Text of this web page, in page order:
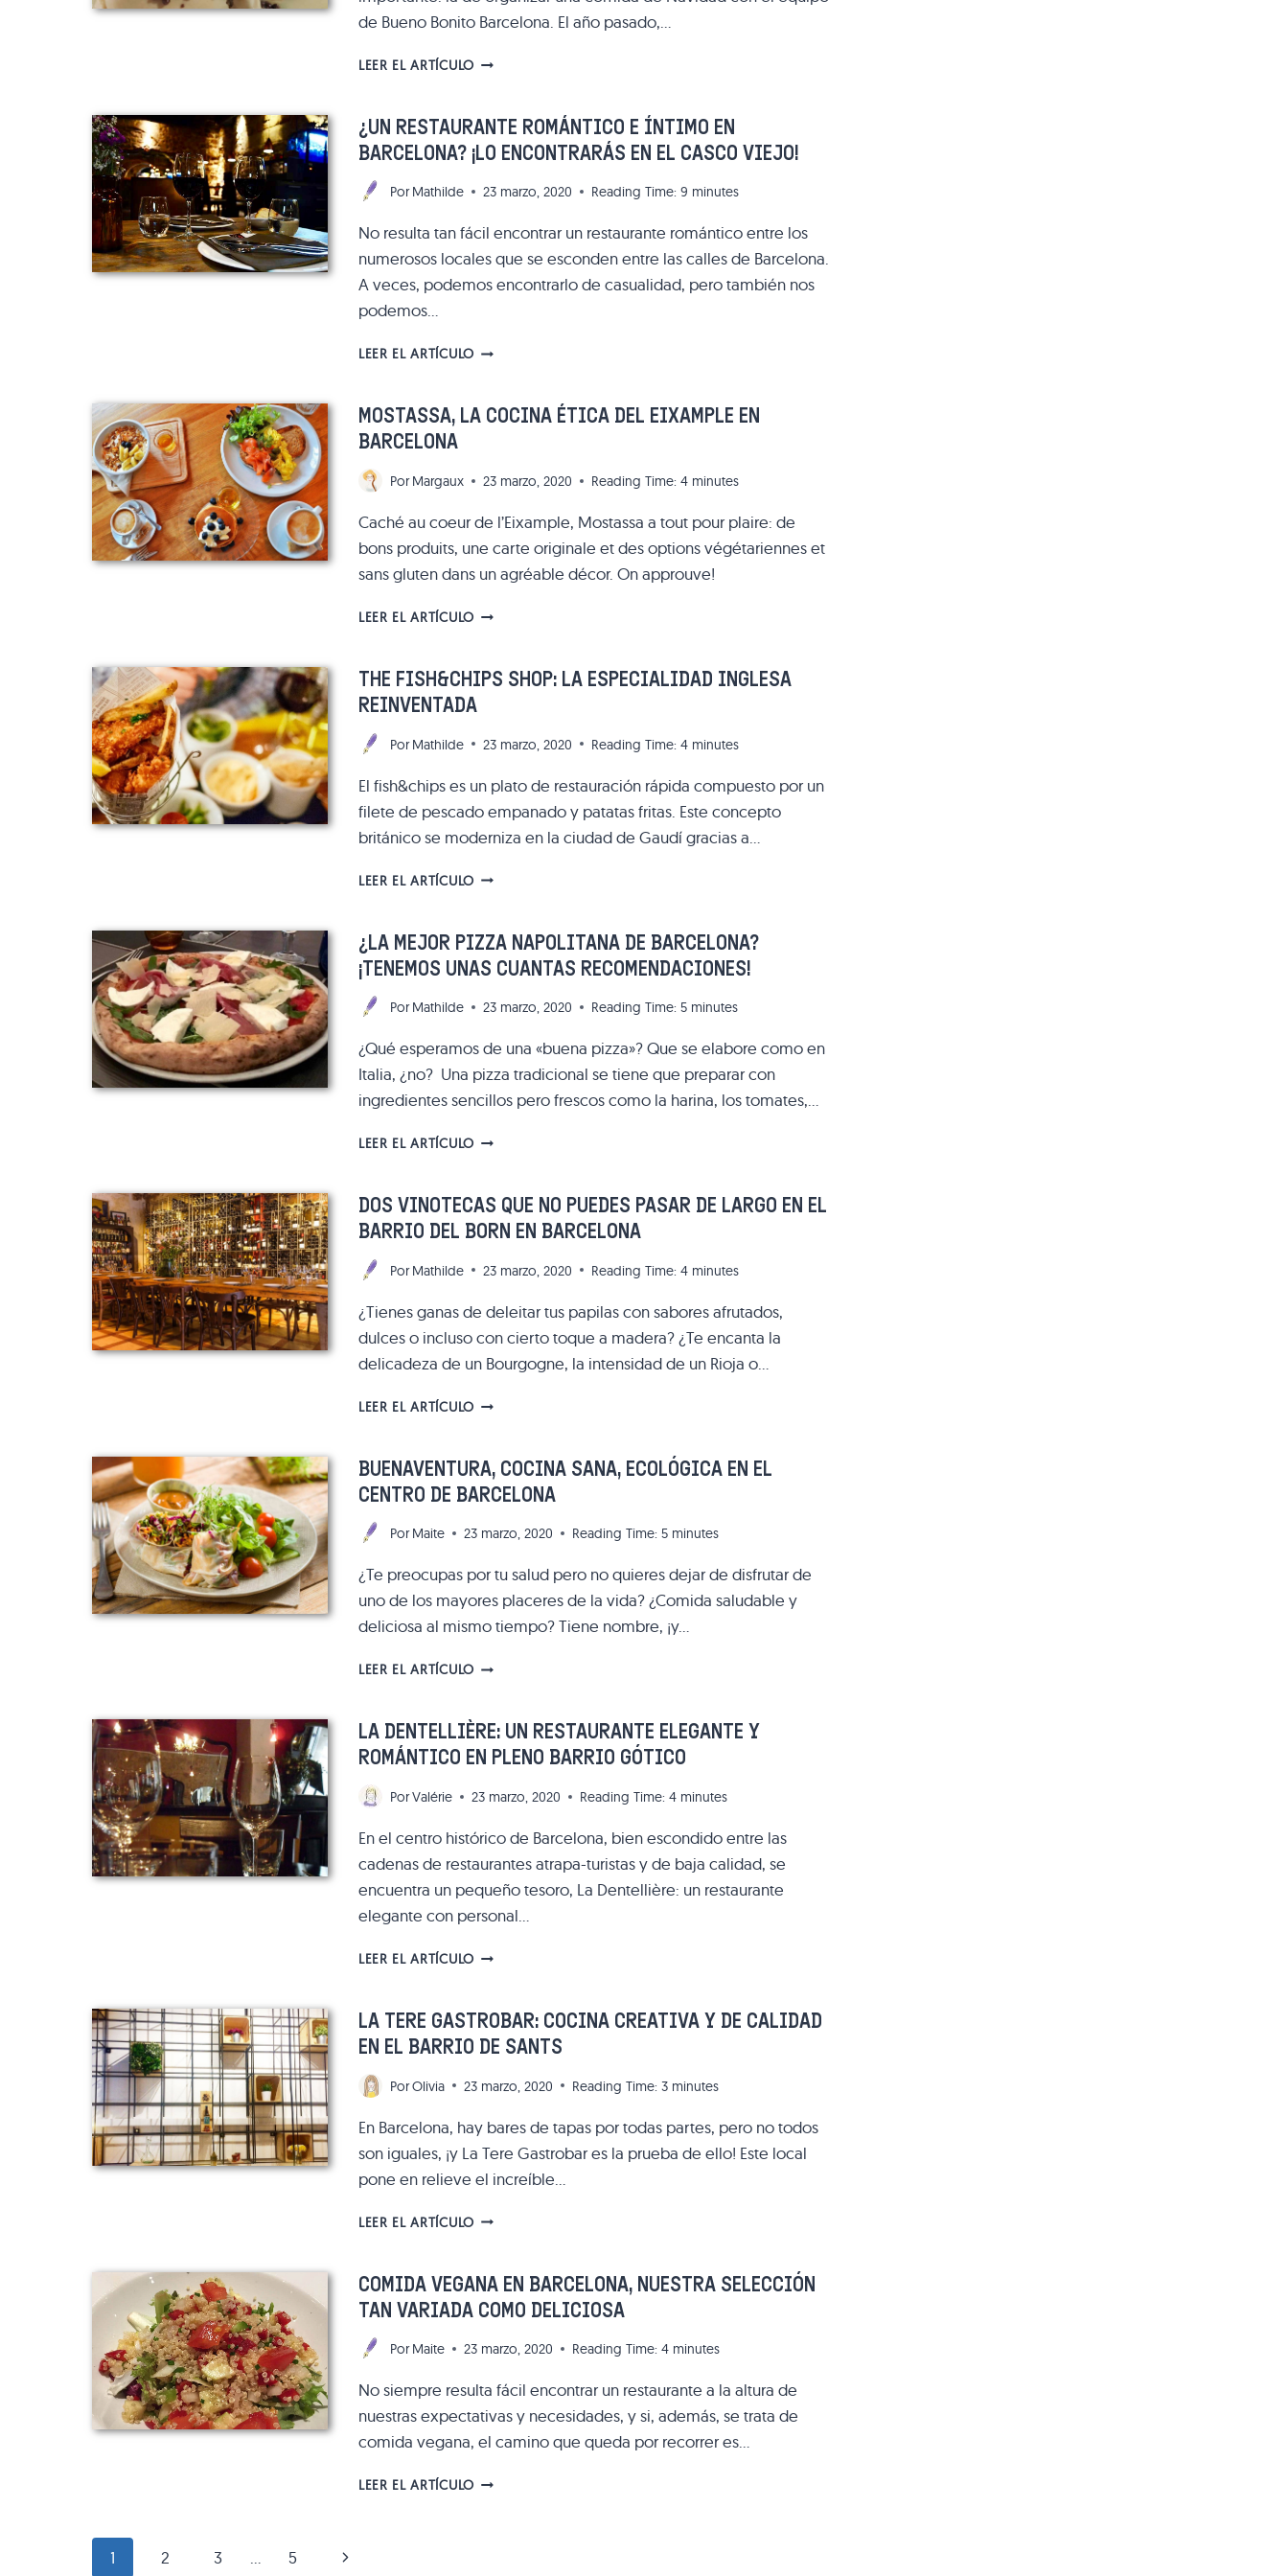
de Bueno Bonito Barcelona. El año pasado,…
LEER EL ARTÍCULOCERA
GRAN
GASTRONÓMICO
EL
¿UN RESTAURANTE ROMÁNTICO E ÍNTIMO EN
BARCELONA? ¡LO ENCONTRARÁS EN EL CASCO VIEJO!
Por Mathilde 23 marzo, 2020 Reading Time: 9 minutes
No resulta tan fácil encontrar un restaurante romántico entre los
numerosos locales que se esconden entre las calles de Barcelona.
A veces, podemos encontrarlo de casualidad, pero también nos
podemos…
LEER EL ARTÍCULO¿UN
E
¡LO
EN
EL
CASCO
MOSTASSA, LA COCINA ÉTICA DEL EIXAMPLE EN
BARCELONA
Por Margaux 23 marzo, 2020 Reading Time: 4 minutes
Caché au coeur de l’Eixample, Mostassa a tout pour plaire: de
bons produits, une carte originale et des options végétariennes et
sans gluten dans un agréable décor. On approuve!
LEER EL ARTÍCULOMOSTASSA,
ÉTICA
EIXAMPLE
BARCELONA
THE FISH&CHIPS SHOP: LA ESPECIALIDAD INGLESA
REINVENTADA
Por Mathilde 23 marzo, 2020 Reading Time: 4 minutes
El fish&chips es un plato de restauración rápida compuesto por un
filete de pescado empanado y patatas fritas. Este concepto
británico se moderniza en la ciudad de Gaudí gracias a…
LEER EL ARTÍCULOTHE
LA
INGLESA
¿LA MEJOR PIZZA NAPOLITANA DE BARCELONA?
¡TENEMOS UNAS CUANTAS RECOMENDACIONES!
Por Mathilde 23 marzo, 2020 Reading Time: 5 minutes
¿Qué esperamos de una «buena pizza»? Que se elabore como en
Italia, ¿no? Una pizza tradicional se tiene que preparar con
ingredientes sencillos pero frescos como la harina, los tomates,…
LEER EL ARTÍCULO¿LA
NAPOLITANA
BARCELONA?
UNAS
RECOMENDACIONES!
DOS VINOTECAS QUE NO PUEDES PASAR DE LARGO EN EL
BARRIO DEL BORN EN BARCELONA
Por Mathilde 23 marzo, 2020 Reading Time: 4 minutes
¿Tienes ganas de deleitar tus papilas con sabores afrutados,
dulces o incluso con cierto toque a madera? ¿Te encanta la
delicadeza de un Bourgogne, la intensidad de un Rioja o…
LEER EL ARTÍCULODOS
NO
PUEDES
PASAR
LARGO
EL
BARRIO
DEL
EN
BUENAVENTURA, COCINA SANA, ECOLÓGICA EN EL
CENTRO DE BARCELONA
Por Maite 23 marzo, 2020 Reading Time: 5 minutes
¿Te preocupas por tu salud pero no quieres dejar de disfrutar de
uno de los mayores placeres de la vida? ¿Comida saludable y
deliciosa al mismo tiempo? Tiene nombre, ¡y…
LEER EL ARTÍCULOBUENAVENTURA,
ECOLÓGICA
EN
EL
DE
LA DENTELLIÈRE: UN RESTAURANTE ELEGANTE Y
ROMÁNTICO EN PLENO BARRIO GÓTICO
PorValérie 23 marzo, 2020 Reading Time: 4 minutes
En el centro histórico de Barcelona, bien escondido entre las
cadenas de restaurantes atrapa-turistas y de baja calidad, se
encuentra un pequeño tesoro, La Dentellière: un restaurante
elegante con personal…
LEER EL ARTÍCULOLA
RESTAURANTE
Y
EN
BARRIO
GÓTICO
LA TERE GASTROBAR: COCINA CREATIVA Y DE CALIDAD
EN EL BARRIO DE SANTS
PorOlivia 23 marzo, 2020 Reading Time: 3 minutes
En Barcelona, hay bares de tapas por todas partes, pero no todos
son iguales, ¡y La Tere Gastrobar es la prueba de ello! Este local
pone en relieve el increíble…
LEER EL ARTÍCULOLA
COCINA
Y
CALIDAD
EL
BARRIO
DE
COMIDA VEGANA EN BARCELONA, NUESTRA SELECCIÓN
TAN VARIADA COMO DELICIOSA
Por Maite 23 marzo, 2020 Reading Time: 4 minutes
No siempre resulta fácil encontrar un restaurante a la altura de
nuestras expectativas y necesidades, y si, además, se trata de
comida vegana, el camino que queda por recorrer es…
LEER EL ARTÍCULOCOMIDA
NAVEGACIÓN
1 2 3 5 Siguiente